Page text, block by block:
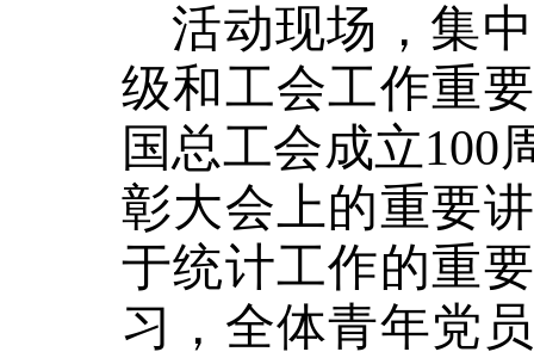
活动现场，集
级和工会工作重
国总工会成立100
彰大会上的重要
于统计工作的重
习，全体青年党